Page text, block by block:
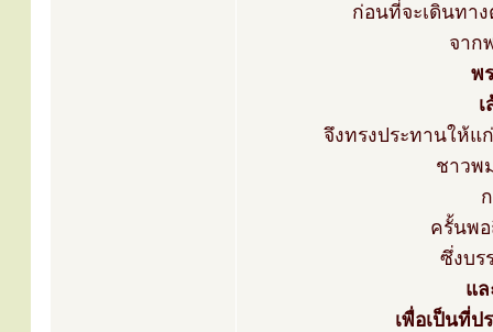
ก่อนที่จะเดินทา
จาก
พ
จึงทรงประทานให้แ
ชาวพ
ครั้นพ
ซึ่งบร
แล
เพื่อเป็นที่ป